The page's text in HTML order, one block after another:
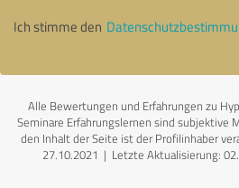
Ich stimme den
Alle Bewertungen und Erfahrungen zu
Seminare Erfahrungslernen sind subjektive
den Inhalt der Seite ist der Profilinhaber
27.10.2021 | Letzte Aktualisierung: